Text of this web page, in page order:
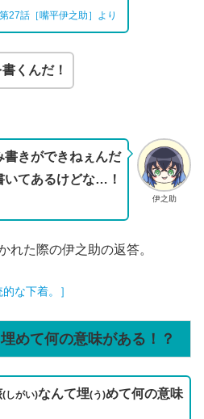
27話［嘴平伊之助］より
くんだ！
伊之助
きができねぇんだ
いてあるけどな…！
れた際の伊之助の返答。
な下着。］
めて何の意味がある！？
(しがい)なんて埋(う)めて何の意味